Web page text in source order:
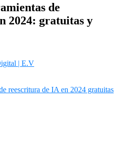
de
2024: gratuitas y
| E.V